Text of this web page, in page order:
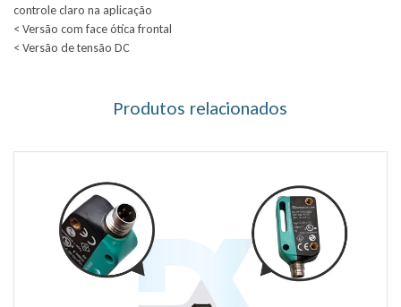
controle claro na aplicação
< Versão com face ótica frontal
< Versão de tensão DC
Produtos relacionados